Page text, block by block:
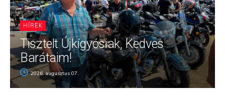
HÍREK
Tisztelt Újkígyósiak, Kedves
Barátaim!
2026. augusztus 07.